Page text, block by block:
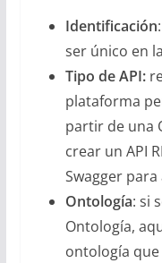
Identificación
ser único en
Tipo de API:
plataforma
partir de una
crear un API
Swagger
Ontología: si
Ontología,
ontología que